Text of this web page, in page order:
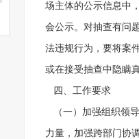
场主体的公示信息中
会公示。对抽查有问
法违规行为，要将案
或在接受抽查中隐瞒
四、工作要求
（一）加强组织领
力量，加强跨部门协